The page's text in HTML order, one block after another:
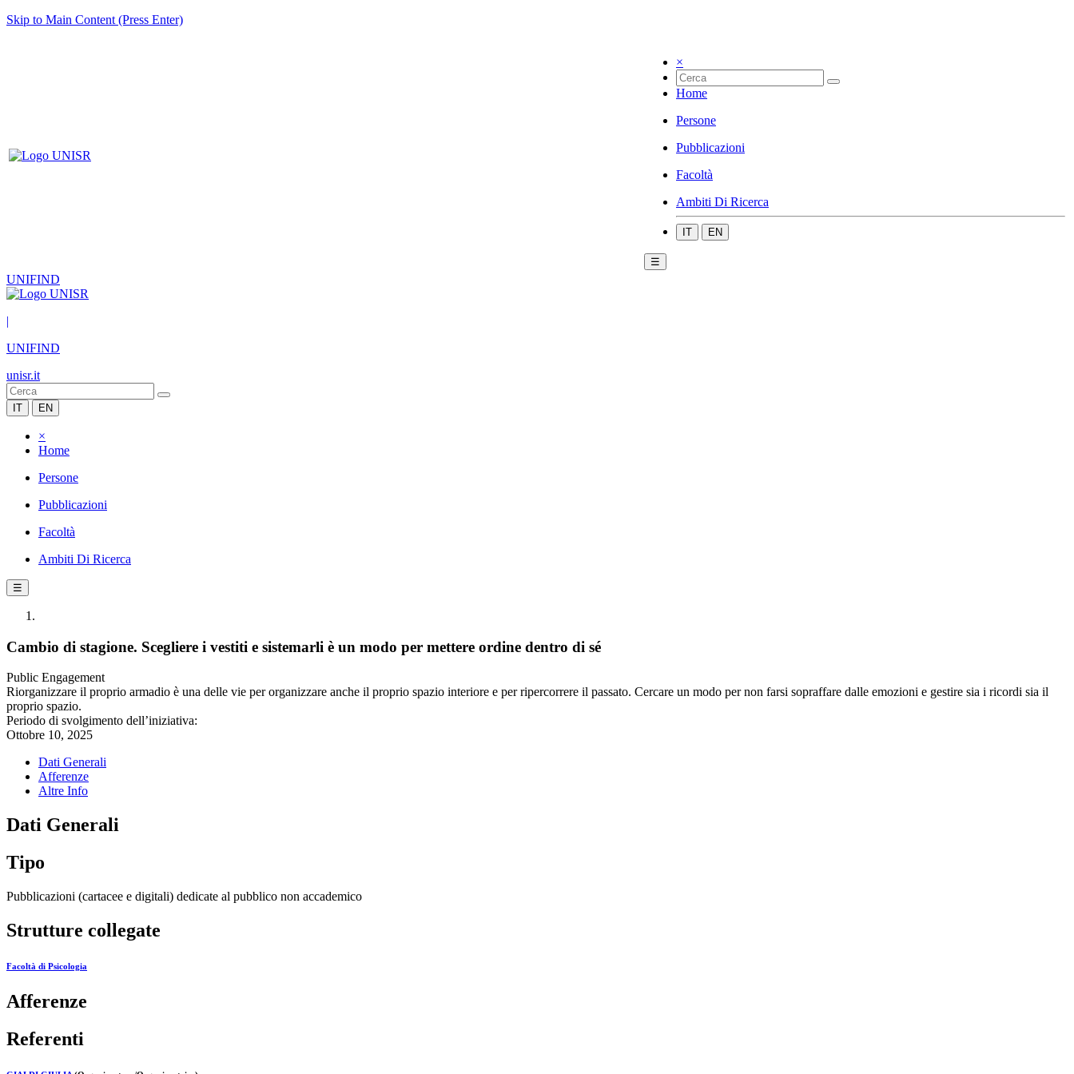
Skip to Main Content (Press Enter)
×
Home
Persone
Pubblicazioni
Facoltà
Ambiti Di Ricerca
IT EN
☰
UNIFIND
|
UNIFIND
unisr.it
IT EN
×
Home
Persone
Pubblicazioni
Facoltà
Ambiti Di Ricerca
☰
Cambio di stagione. Scegliere i vestiti e sistemarli è un modo per mettere ordine dentro di sé
Public Engagement
Riorganizzare il proprio armadio è una delle vie per organizzare anche il proprio spazio interiore e per ripercorrere il passato. Cercare un modo per non farsi sopraffare dalle emozioni e gestire sia i ricordi sia il
proprio spazio.
Periodo di svolgimento dell’iniziativa:
Ottobre 10, 2025
Dati Generali
Afferenze
Altre Info
Dati Generali
Tipo
Pubblicazioni (cartacee e digitali) dedicate al pubblico non accademico
Strutture collegate
Facoltà di Psicologia
Afferenze
Referenti